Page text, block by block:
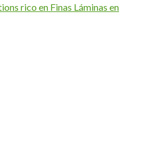
rico en Finas Láminas en